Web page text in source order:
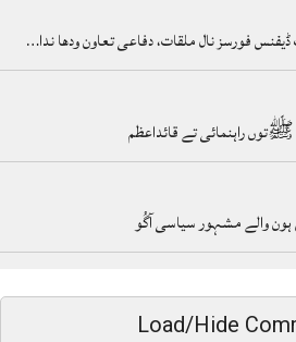
فورسز نال ملقات، دفاعی تعاون ودھا ندا…
راہنمائی تے قائداعظم
ہون والے مشہور سیاسی آگُو
Load/Hide